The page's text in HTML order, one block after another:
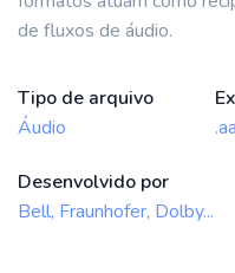
de fluxos de áudio.
Tipo de arquivo
Áudio
Desenvolvido por
Bell, Fraunhofer, Dolby...